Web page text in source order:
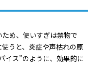
め、使いすぎは禁物で
うと、炎症や声枯れの原
イス”のように、効果的に